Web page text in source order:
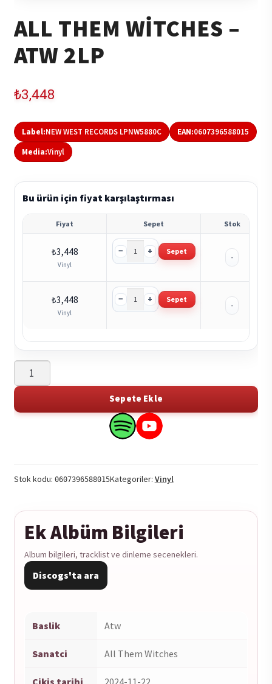
ALL THEM WITCHES –
ATW 2LP
₺3,448
Label:NEW WEST RECORDS LPNW5880C EAN:0607396588015
Media:Vinyl
Bu ürün için fiyat karşılaştırması
Fiyat Sepet Stok
₺3,448
Vinyl
− + Sepet
-
₺3,448
Vinyl
− + Sepet
-
Them
-
Sepete Ekle
Search
on
Search
on
Stok kodu: 0607396588015Kategoriler: Vinyl
Ek Albüm Bilgileri
Album bilgileri, tracklist ve dinleme secenekleri.
Discogs'ta ara
Baslik Atw
Sanatci All Them Witches